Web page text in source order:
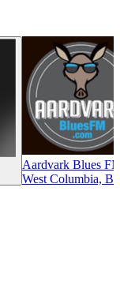
Aardvark Blues
West Columbia,